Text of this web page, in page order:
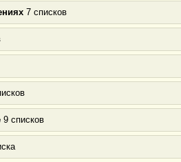
7 списков
9 списков